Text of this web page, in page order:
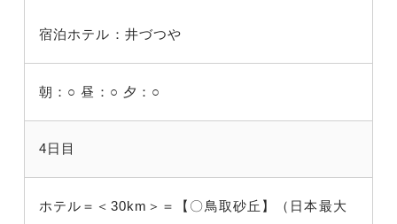
宿泊ホテル：井づつや
朝：○ 昼：○ 夕：○
4日目
ホテル＝＜30km＞＝【〇鳥取砂丘】（日本最大